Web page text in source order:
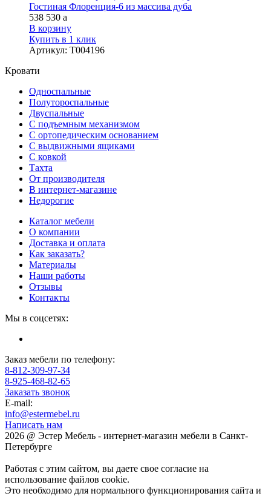
Гостиная Флоренция-6 из массива дуба
538 530 a
В корзину
Купить в 1 клик
Артикул: Т004196
Кровати
Односпальные
Полутороспальные
Двуспальные
С подъемным механизмом
С ортопедическим основанием
С выдвижными ящиками
С ковкой
Тахта
От производителя
В интернет-магазине
Недорогие
Каталог мебели
О компании
Доставка и оплата
Как заказать?
Материалы
Наши работы
Отзывы
Контакты
Мы в соцсетях:
Заказ мебели по телефону:
8-812-309-97-34
8-925-468-82-65
Заказать звонок
E-mail:
info@estermebel.ru
Написать нам
2026 @ Эстер Мебель - интернет-магазин мебели в Санкт-
Петербурге
Работая с этим сайтом, вы даете свое согласие на
использование файлов cookie.
Это необходимо для нормального функционирования сайта и